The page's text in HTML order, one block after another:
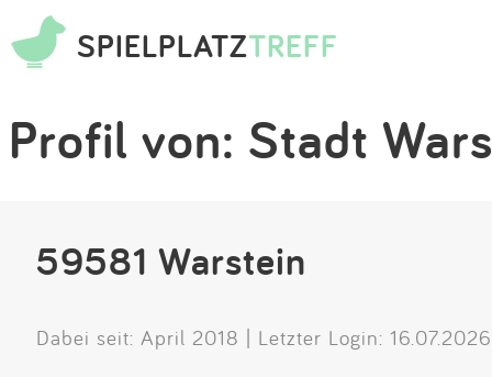
SPIELPLATZTREFF
Profil von: Stadt
59581 Warstein
Dabei seit: April 2018 | Letzter Login: 16.07.2026